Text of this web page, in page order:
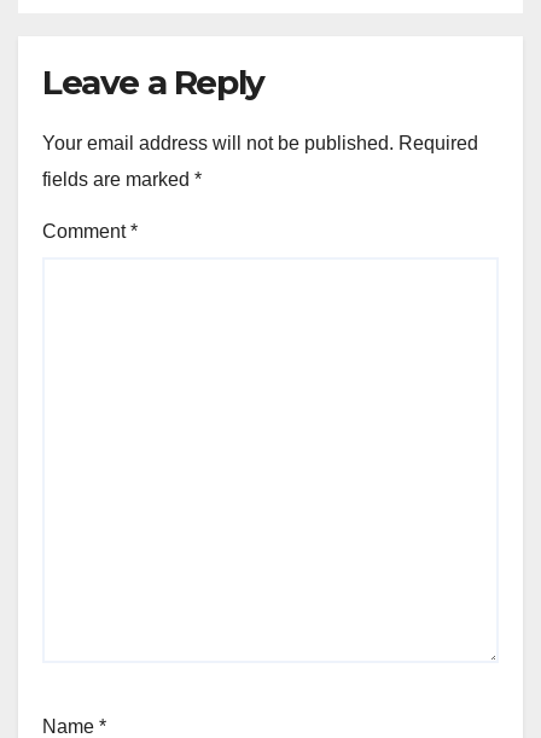
Leave a Reply
Your email address will not be published. Required
fields are marked *
Comment*
Name *